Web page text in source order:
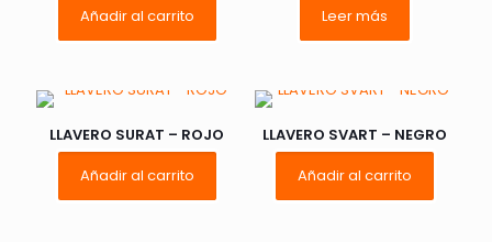
Añadir al carrito
Leer más
LLAVERO SURAT – ROJO
Añadir al carrito
LLAVERO SVART – NEGRO
Añadir al carrito